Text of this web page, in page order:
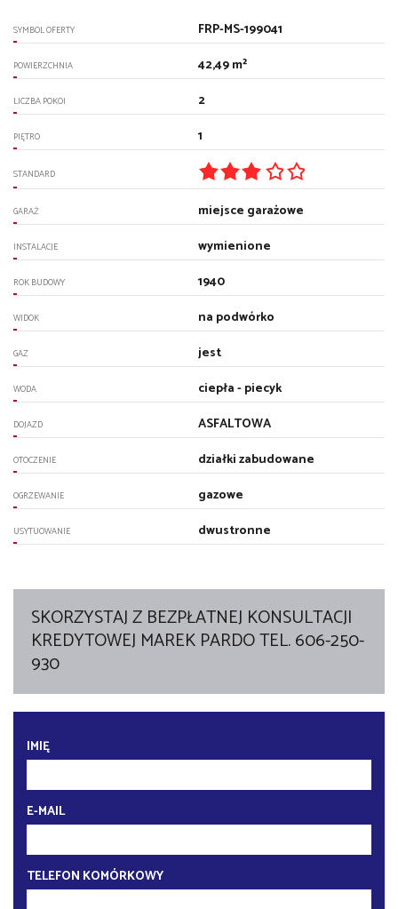
SYMBOL OFERTY FRP-MS-199041
POWIERZCHNIA 42,49 m²
LICZBA POKOI 2
PIĘTRO 1
STANDARD
GARAŻ miejsce garażowe
INSTALACJE wymienione
ROK BUDOWY 1940
WIDOK na podwórko
GAZ jest
WODA ciepła - piecyk
DOJAZD ASFALTOWA
OTOCZENIE działki zabudowane
OGRZEWANIE gazowe
USYTUOWANIE dwustronne
SKORZYSTAJ Z BEZPŁATNEJ KONSULTACJI
KREDYTOWEJ MAREK PARDO TEL. 606-250-
930
IMIĘ
E-MAIL
TELEFON KOMÓRKOWY